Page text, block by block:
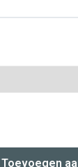
Toevoegen